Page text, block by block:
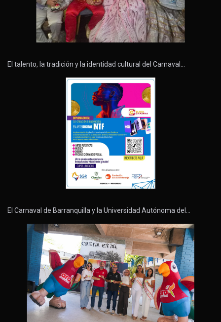
El talento, la tradición y la identidad cultural del Carnaval…
El Carnaval de Barranquilla y la Universidad Autónoma del…